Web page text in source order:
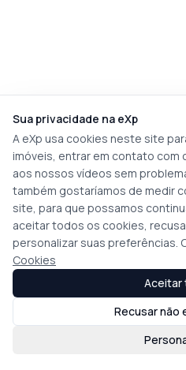
Sua privacidade na eXp
A eXp usa cookies neste site
imóveis, entrar em contato
aos nossos vídeos sem
também gostaríamos de medir
site, para que possamos
aceitar todos os cookies,
personalizar suas preferências.
Cookies
Recusar não
Aceitar